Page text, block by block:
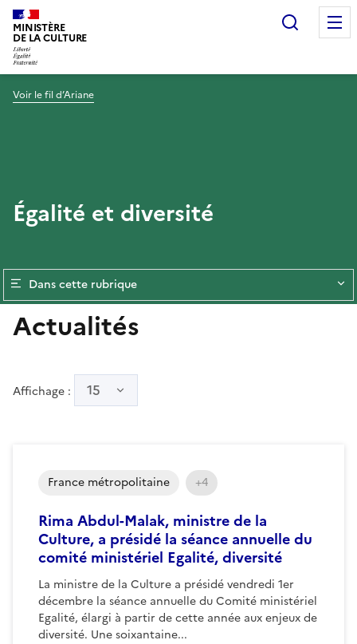
MINISTÈRE
DE LA CULTURE
Voir le fil d’Ariane
Égalité et diversité
Dans cette rubrique
Actualités
Affichage : 15
Rima Abdul-Malak, ministre de la
Culture, a présidé la séance annuelle du
comité ministériel Egalité, diversité
La ministre de la Culture a présidé vendredi 1er
décembre la séance annuelle du Comité ministériel
Egalité, élargi à partir de cette année aux enjeux de
diversité. Une soixantaine...
France métropolitaine +4